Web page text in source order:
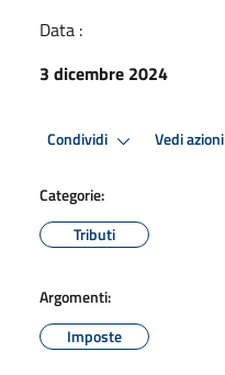
Data :
3 dicembre 2024
Condividi Vedi azioni
Categorie:
Tributi
Argomenti:
Imposte